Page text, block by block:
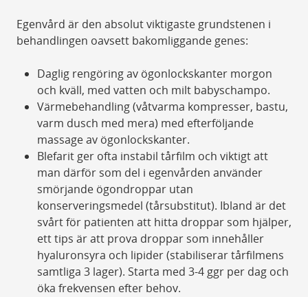
Egenvård är den absolut viktigaste grundstenen i
behandlingen oavsett bakomliggande genes:
Daglig rengöring av ögonlockskanter morgon
och kväll, med vatten och milt babyschampo.
Värmebehandling (våtvarma kompresser, bastu,
varm dusch med mera) med efterföljande
massage av ögonlockskanter.
Blefarit ger ofta instabil tårfilm och viktigt att
man därför som del i egenvården använder
smörjande ögondroppar utan
konserveringsmedel (tårsubstitut). Ibland är det
svårt för patienten att hitta droppar som hjälper,
ett tips är att prova droppar som innehåller
hyaluronsyra och lipider (stabiliserar tårfilmens
samtliga 3 lager). Starta med 3-4 ggr per dag och
öka frekvensen efter behov.